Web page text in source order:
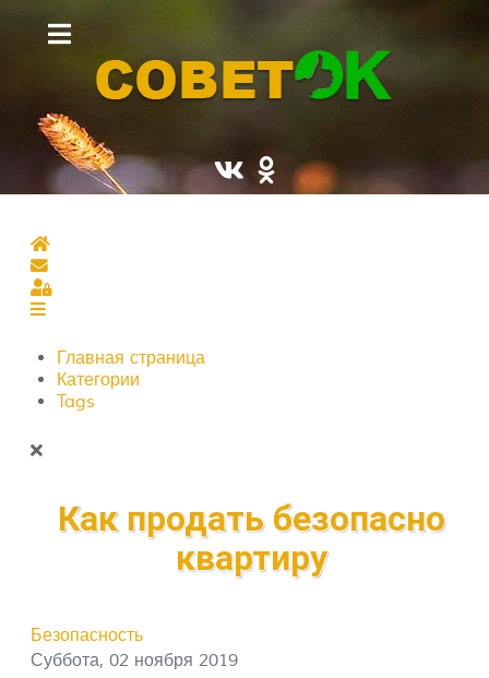
Главная страница
Подписаться на блог
Sign In
Главная страница
Категории
Tags
Как продать безопасно
квартиру
Безопасность
Суббота, 02 ноября 2019